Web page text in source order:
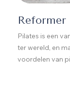
Reformer
Pilates is een
ter wereld, en
voordelen van